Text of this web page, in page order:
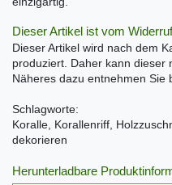
Dieser Artikel ist vom
Dieser Artikel wird nach dem
produziert. Daher kann dieser
Näheres dazu entnehmen Sie
Schlagworte:
Koralle, Korallenriff,
dekorieren
Herunterladbare